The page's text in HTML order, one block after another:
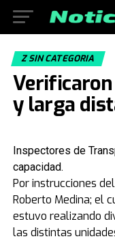
Z SIN CATEGORIA
Verificaron
y larga
Inspectores de
capacidad.
Por instrucciones
Roberto Medina; el
estuvo realizando
las distintas